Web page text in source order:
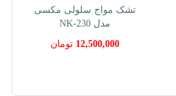
تشک مواج سلولی مکسی
مدل NK-230
12,500,000 تومان